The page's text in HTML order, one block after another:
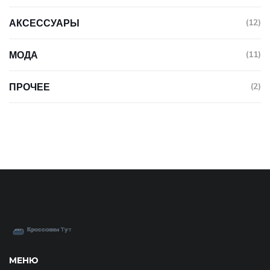
АКСЕССУАРЫ (12)
МОДА (11)
ПРОЧЕЕ (2)
МЕНЮ